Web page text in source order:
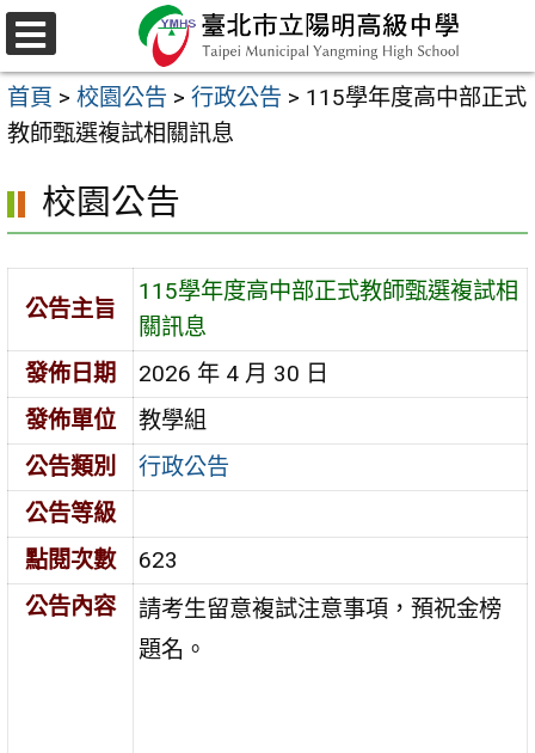
跳
至
主
要
容
區
選
單
首頁 > 校園公告 > 行政公告 > 115學年度高中部正式
教師甄選複試相關訊息
校園公告
公告主旨
115學年度高中部正式教師甄選複試相
關訊息
發佈日期
2026 年 4 月 30 日
發佈單位
教學組
公告類別
行政公告
公告等級
點閱次數
623
公告內容
請考生留意複試注意事項，預祝金榜
題名。